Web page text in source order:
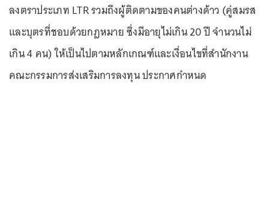
ลงตราประเภท LTR รวมถึงผู้ติดตามของคนต่างด้าว (คู่สมรส
และบุตรที่ชอบด้วยกฎหมาย ซึ่งมีอายุไม่เกิน 20 ปี จำนวนไม่
เกิน 4 คน) ให้เป็นไปตามหลักเกณฑ์และเงื่อนไขที่สำนักงาน
คณะกรรมการส่งเสริมการลงทุน ประกาศกำหนด